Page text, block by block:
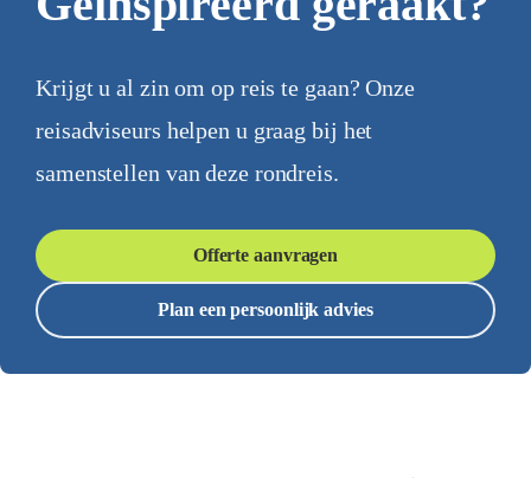
Krijgt u al zin om op reis te gaan? Onze
reisadviseurs helpen u graag bij het
samenstellen van deze rondreis.
Offerte aanvragen
Plan een persoonlijk advies